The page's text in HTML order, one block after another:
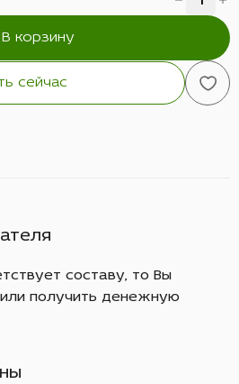
В корзину
сейчас
составу, то Вы
получить денежную